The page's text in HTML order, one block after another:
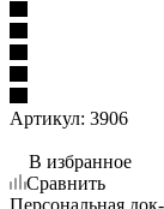
Артикул: 3906
В избранное
Сравнить
Персональная